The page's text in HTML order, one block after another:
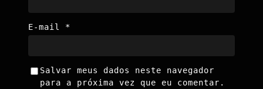
E-mail *
Salvar meus dados neste navegador
para a próxima vez que eu comentar.